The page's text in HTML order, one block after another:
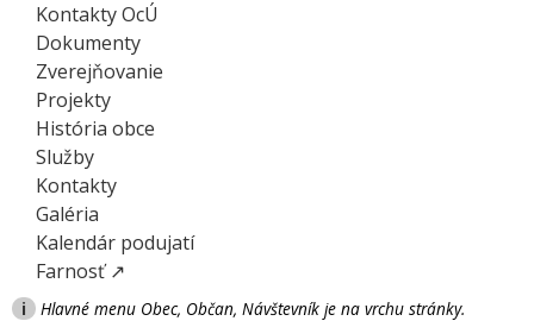
Kontakty OcÚ
Dokumenty
Zverejňovanie
Projekty
História obce
Služby
Kontakty
Galéria
Kalendár podujatí
Farnosť ↗
i Hlavné menu Obec, Občan, Návštevník je na vrchu stránky.